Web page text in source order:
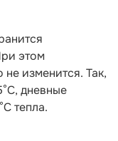
этом
изменится. Так,
дневные
тепла.